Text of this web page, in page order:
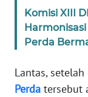
Komisi XIII
Perda
Lantas,
Perda tersebut
WN
SUMUT
JAKARTA